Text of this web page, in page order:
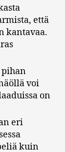
että
kantavaa.
voi
on
eri
kuin